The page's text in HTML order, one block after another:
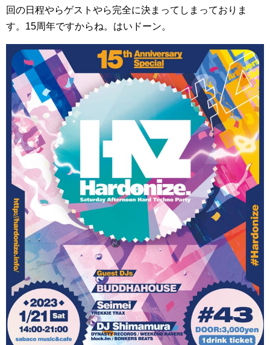
回の日程やらゲストやら完全に決まってしまっておりま
す。15周年ですからね。はいドーン。